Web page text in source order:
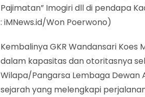
Pajimatan” Imogiri dll di pendapa
: iMNews.id/Won Poerwono)
Kembalinya GKR Wandansari
dalam kapasitas dan otoritasnya
Wilapa/Pangarsa Lembaga
sejarah yang melengkapi